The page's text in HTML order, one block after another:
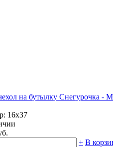
на бутылку Снегурочка -
16х37
+ В